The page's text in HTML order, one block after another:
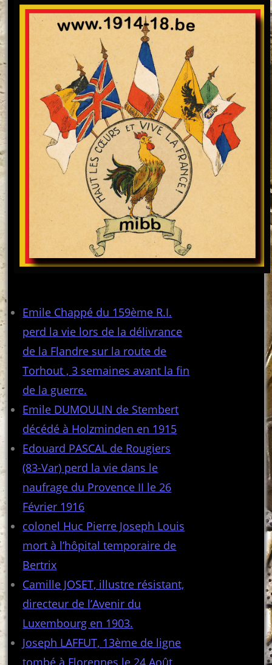
Emile Chappé du 159ème R.I.
perd la vie lors de la délivrance
de la Flandre sur la route de
Torhout , 3 semaines avant la fin
de la guerre.
Emile DUMOULIN de Stembert
décédé à Holzminden en 1915
Edouard PASCAL de Rougiers
(83-Var) perd la vie dans le
naufrage du Provence II le 26
Février 1916
colonel Huc Pierre Joseph Louis
mort à l’hôpital temporaire de
Bertrix
Camille JOSET, illustre résistant,
directeur de l’Avenir du
Luxembourg en 1903.
Joseph LAFFUT, 13ème de ligne
tombé à Florennes le 24 Août